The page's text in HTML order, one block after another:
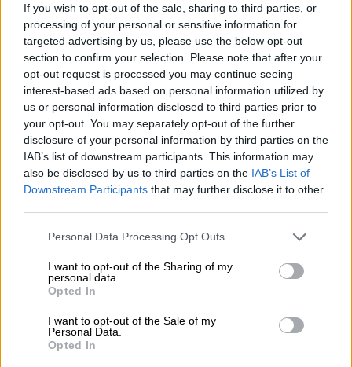
If you wish to opt-out of the sale, sharing to third parties, or
processing of your personal or sensitive information for
targeted advertising by us, please use the below opt-out
section to confirm your selection. Please note that after your
opt-out request is processed you may continue seeing
interest-based ads based on personal information utilized by
us or personal information disclosed to third parties prior to
your opt-out. You may separately opt-out of the further
disclosure of your personal information by third parties on the
IAB’s list of downstream participants. This information may
also be disclosed by us to third parties on the IAB’s List of
Downstream Participants that may further disclose it to other
Personal Data Processing Opt Outs
I want to opt-out of the Sharing of my
personal data.
Opted In
I want to opt-out of the Sale of my
Personal Data.
Opted In
Θεόδωρος Τέγος (ΓΝΑ ΕΥΑΓΓΕΛΙΣΜΟΣ): Νέο παράθυρο
ελπίδας για τους ογκολογικούς ασθενείς μέσω κλινικών
δοκιμών
07.08.2026 - 13:16
Χρήστος Γεωργόπουλος – «ΕΡΡΙΚΟΣ ΝΤΥΝΑΝ»/ΚΕΝΤΡΟ
ΑΝΑΠΛΑΣΗ
07.08.2026 - 12:25
Allianz: Ισχυρές επιδόσεις στο α’ εξάμηνο του 2026 – Ο Oliver
Bäte συνδέει τα αποτελέσματα με το κλείσιμο του
«protection gap»
07.08.2026 - 12:12
Οι αισθητήρες βλέπουν καλύτερα από τον άνθρωπο. Πάντα;
07.08.2026 - 11:01
Generali: Αποτελέσματα Α' Εξαμήνου - Εξαιρετική ανάπτυξη
με συμβολή από όλες τις επιχειρηματικές δραστηριότητες